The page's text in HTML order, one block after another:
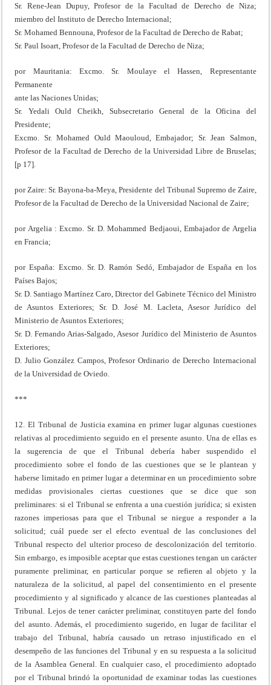
Sr. Rene-Jean Dupuy, Profesor de la Facultad de Derecho de Niza;
miembro del Instituto de Derecho Internacional;
Sr. Mohamed Bennouna, Profesor de la Facultad de Derecho de Rabat;
Sr. Paul Isoart, Profesor de la Facultad de Derecho de Niza;
por Mauritania: Excmo. Sr. Moulaye el Hassen, Representante
Permanente
ante las Naciones Unidas;
Sr. Yedali Ould Cheikh, Subsecretario General de la Oficina del
Presidente;
Excmo. Sr. Mohamed Ould Maouloud, Embajador; Sr. Jean Salmon,
Profesor de la Facultad de Derecho de la Universidad Libre de Bruselas;
[p 17].
por Zaire: Sr. Bayona-ba-Meya, Presidente del Tribunal Supremo de Zaire,
Profesor de la Facultad de Derecho de la Universidad Nacional de Zaire;
por Argelia : Excmo. Sr. D. Mohammed Bedjaoui, Embajador de Argelia
en Francia;
por España: Excmo. Sr. D. Ramón Sedó, Embajador de España en los
Países Bajos;
Sr. D. Santiago Martínez Caro, Director del Gabinete Técnico del Ministro
de Asuntos Exteriores; Sr. D. José M. Lacleta, Asesor Jurídico del
Ministerio de Asuntos Exteriores;
Sr. D. Fernando Arias-Salgado, Asesor Jurídico del Ministerio de Asuntos
Exteriores;
D. Julio González Campos, Profesor Ordinario de Derecho Internacional
de la Universidad de Oviedo.
***
12. El Tribunal de Justicia examina en primer lugar algunas cuestiones
relativas al procedimiento seguido en el presente asunto. Una de ellas es
la sugerencia de que el Tribunal debería haber suspendido el
procedimiento sobre el fondo de las cuestiones que se le plantean y
haberse limitado en primer lugar a determinar en un procedimiento sobre
medidas provisionales ciertas cuestiones que se dice que son
preliminares: si el Tribunal se enfrenta a una cuestión jurídica; si existen
razones imperiosas para que el Tribunal se niegue a responder a la
solicitud; cuál puede ser el efecto eventual de las conclusiones del
Tribunal respecto del ulterior proceso de descolonización del territorio.
Sin embargo, es imposible aceptar que estas cuestiones tengan un carácter
puramente preliminar, en particular porque se refieren al objeto y la
naturaleza de la solicitud, al papel del consentimiento en el presente
procedimiento y al significado y alcance de las cuestiones planteadas al
Tribunal. Lejos de tener carácter preliminar, constituyen parte del fondo
del asunto. Además, el procedimiento sugerido, en lugar de facilitar el
trabajo del Tribunal, habría causado un retraso injustificado en el
desempeño de las funciones del Tribunal y en su respuesta a la solicitud
de la Asamblea General. En cualquier caso, el procedimiento adoptado
por el Tribunal brindó la oportunidad de examinar todas las cuestiones